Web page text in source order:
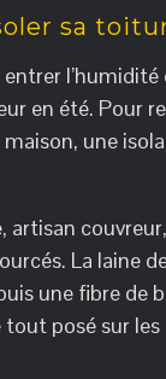
sa
en été. Pour
une
artisan
La laine
une fibre de
tout posé sur